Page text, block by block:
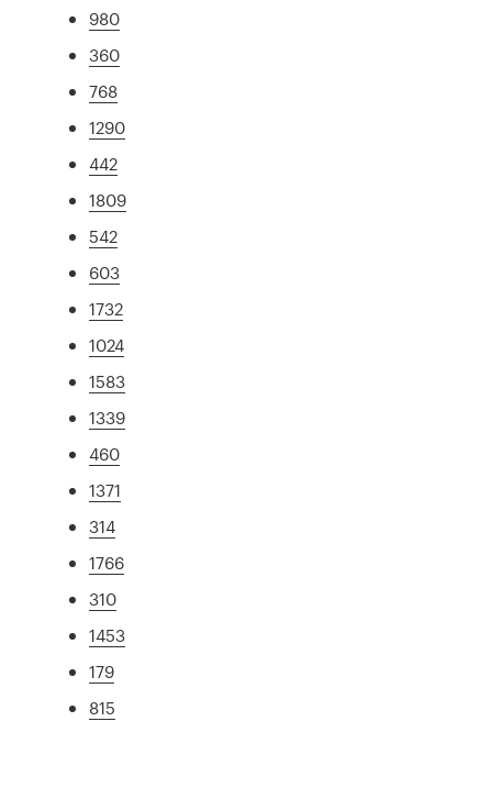
980
360
768
1290
442
1809
542
603
1732
1024
1583
1339
460
1371
314
1766
310
1453
179
815